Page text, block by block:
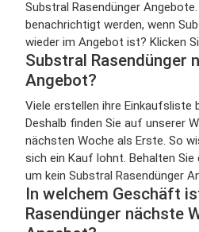
Substral Rasendünger
benachrichtigt werden, wenn
wieder im Angebot ist? Klicken
Substral Rasendünger
Angebot?
Viele erstellen ihre Einkaufsliste
Deshalb finden Sie auf unserer
nächsten Woche als Erste. So
sich ein Kauf lohnt. Behalten Sie
um kein Substral Rasendünger
In welchem Geschäft
Rasendünger nächste